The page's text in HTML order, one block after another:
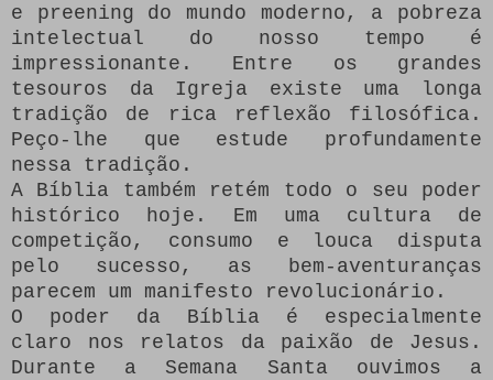
e preening do mundo moderno, a pobreza
intelectual do nosso tempo é
impressionante.
Entre os grandes
tesouros da Igreja existe uma longa
tradição de rica reflexão filosófica.
Peço-lhe que estude profundamente
nessa tradição.
A Bíblia também retém todo o seu poder
histórico hoje.
Em uma cultura de
competição, consumo e louca disputa
pelo sucesso, as bem-aventuranças
parecem um manifesto revolucionário.
O poder da Bíblia é especialmente
claro nos relatos da paixão de Jesus.
Durante a Semana Santa ouvimos a